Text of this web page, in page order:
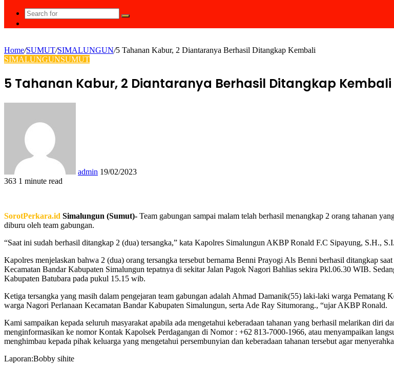
Search
for
Home/SUMUT/SIMALUNGUN/5 Tahanan Kabur, 2 Diantaranya Berhasil Ditangkap Kembali
SIMALUNGUNSUMUT
5 Tahanan Kabur, 2 Diantaranya Berhasil Ditangkap Kembali
admin 19/02/2023
363 1 minute read
SorotPerkara.id Simalungun (Sumut)- Team gabungan sampai malam telah berhasil menangkap 2 orang tahanan
diburu oleh team gabungan.
“Saat ini sudah berhasil ditangkap 2 (dua) tersangka,” kata Kapolres Simalungun AKBP Ronald F.C Sipayung, S.H.,
Kapolres menjelaskan bahwa 2 (dua) orang tersangka tersebut bernama Benni Prayogi Als Benni berhasil ditangkap
Kecamatan Bandar Kabupaten Simalungun tepatnya di sekitar Jalan Pagok Nagori Bahlias sekira Pkl.06.30 WIB.
Kabupaten Batubara pada pukul 15.15 wib.
Ketiga tersangka yang masih dalam pengejaran team gabungan adalah Ahmad Damanik(55) laki-laki warga
warga Nagori Perlanaan Kecamatan Bandar Kabupaten Simalungun, serta Ade Ray Situmorang., “ujar AKBP Ronald.
Kami sampaikan kepada seluruh masyarakat apabila ada mengetahui keberadaan tahanan yang berhasil melarikan diri
menginformasikan ke nomor Kontak Kapolsek Perdagangan di Nomor : +62 813-7000-1966, atau menyampaikan
menghimbau kepada pihak keluarga yang mengetahui persembunyian dan keberadaan tahanan tersebut agar
Laporan:Bobby sihite